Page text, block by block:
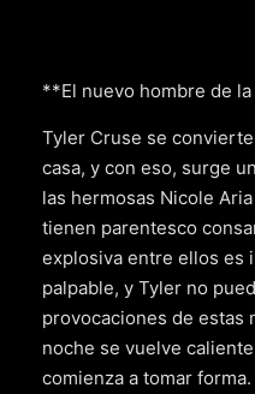
**El nuevo hombre de
Tyler Cruse se
casa, y con eso, surge
las hermosas Nicole
tienen parentesco
explosiva entre ellos es
palpable, y Tyler no
provocaciones de estas
noche se vuelve
comienza a tomar forma.